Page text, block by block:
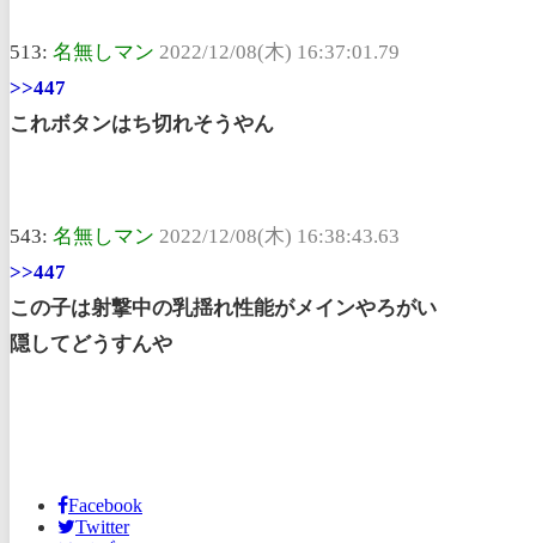
513: 名無しマン 2022/12/08(木) 16:37:01.79
>>447
これボタンはち切れそうやん
543: 名無しマン 2022/12/08(木) 16:38:43.63
>>447
この子は射撃中の乳揺れ性能がメインやろがい
隠してどうすんや
Facebook
Twitter